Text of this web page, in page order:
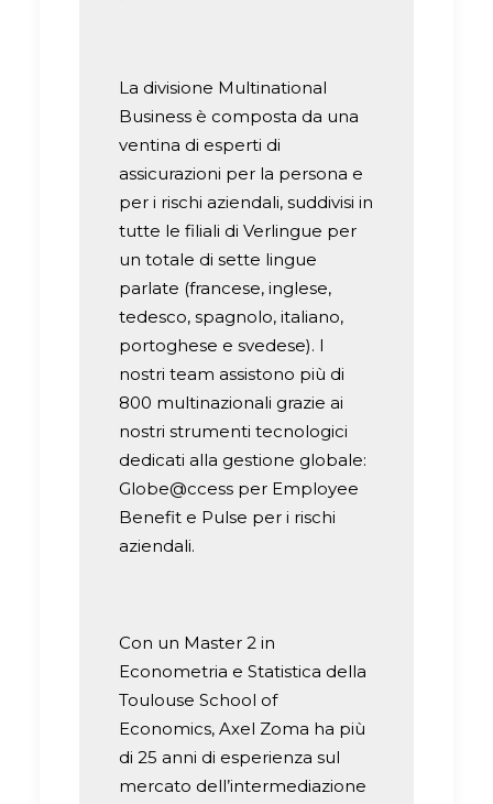
La divisione Multinational
Business è composta da una
ventina di esperti di
assicurazioni per la persona e
per i rischi aziendali, suddivisi in
tutte le filiali di Verlingue per
un totale di sette lingue
parlate (francese, inglese,
tedesco, spagnolo, italiano,
portoghese e svedese). I
nostri team assistono più di
800 multinazionali grazie ai
nostri strumenti tecnologici
dedicati alla gestione globale:
Globe@ccess per Employee
Benefit e Pulse per i rischi
aziendali.
Con un Master 2 in
Econometria e Statistica della
Toulouse School of
Economics, Axel Zoma ha più
di 25 anni di esperienza sul
mercato dell’intermediazione